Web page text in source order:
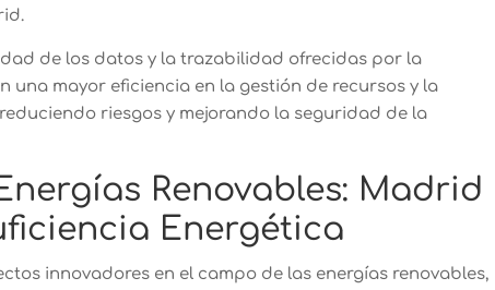
de los datos y la trazabilidad ofrecidas por la
una mayor eficiencia en la gestión de recursos y la
riesgos y mejorando la seguridad de la
Renovables: Madrid
Energética
innovadores en el campo de las energías renovables,